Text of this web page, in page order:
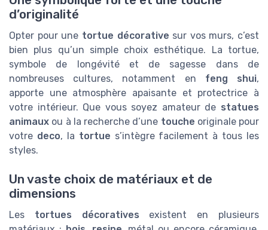
d’originalité
Opter pour une tortue décorative sur vos murs, c’est
bien plus qu’un simple choix esthétique. La tortue,
symbole de longévité et de sagesse dans de
nombreuses cultures, notamment en feng shui,
apporte une atmosphère apaisante et protectrice à
votre intérieur. Que vous soyez amateur de statues
animaux ou à la recherche d’une touche originale pour
votre deco, la tortue s’intègre facilement à tous les
styles.
Un vaste choix de matériaux et de
dimensions
Les tortues décoratives existent en plusieurs